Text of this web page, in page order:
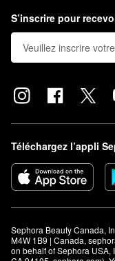
S’inscrire pour
Téléchargez l’appli
Sephora Beauty Canada,
M4W 1B9 | Canada,
on behalf of Sephora USA,